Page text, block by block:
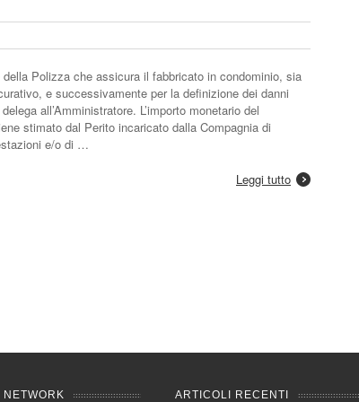
Polizza che assicura il fabbricato in condominio, sia
e successivamente per la definizione dei danni
all’Amministratore. L’importo monetario del
stimato dal Perito incaricato dalla Compagnia di
e/o di …
Leggi tutto
ARTICOLI RECENTI